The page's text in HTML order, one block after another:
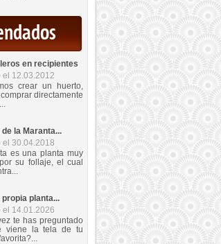
en recipientes
el 12.03.2012
crear un huerto,
directamente
la Maranta...
el 30.04.2018
es una planta muy
su follaje, el cual
planta...
el 14.01.2026
te has preguntado
viene la tela de tu